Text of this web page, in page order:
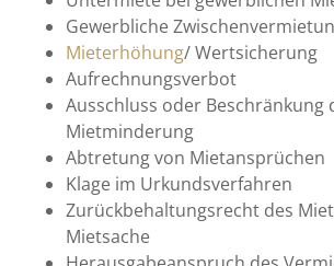
Gewerbliche
Mieterhöhung/ Wertsicherung
Aufrechnungsverbot
Ausschluss oder Beschränkung
Mietminderung
Abtretung von Mietansprüchen
Klage im Urkundsverfahren
Zurückbehaltungsrecht des
Mietsache